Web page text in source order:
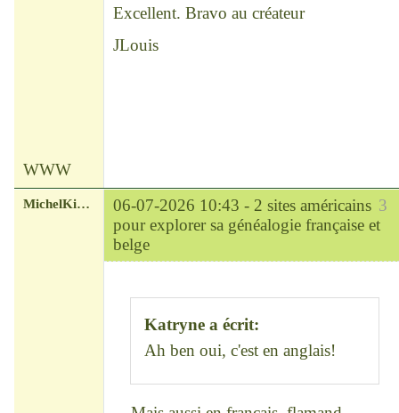
Excellent. Bravo au créateur
JLouis
WWW
3
MichelKirsch 06-07-2026 10:43 - 2 sites américains
pour explorer sa généalogie française et
belge
Katryne a écrit:
Ah ben oui, c'est en anglais!